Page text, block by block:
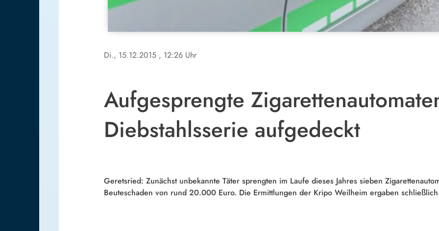
Di., 15.12.2015 , 12:26 Uhr
Aufgesprengte
Diebstahlsserie aufgedeckt
Geretsried: Zunächst unbekannte Täter sprengten im Laufe dieses Jahres sieben
Beuteschaden von rund 20.000 Euro. Die Ermittlungen der Kripo Weilheim ergaben